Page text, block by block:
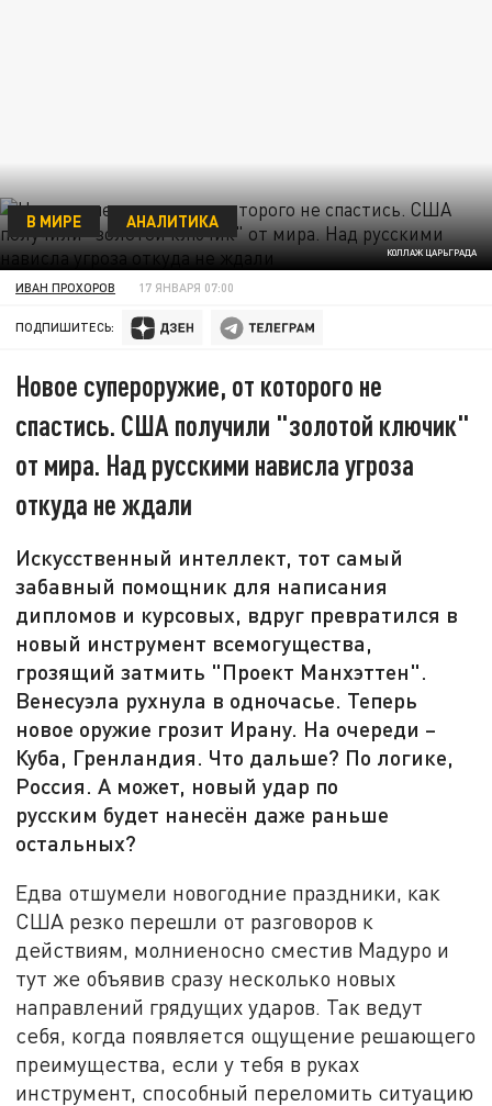
КОЛЛАЖ ЦАРЬГРАДА
В МИРЕ АНАЛИТИКА
ИВАН ПРОХОРОВ 17 ЯНВАРЯ 07:00
ПОДПИШИТЕСЬ:
Новое супероружие, от которого не
спастись. США получили "золотой ключик"
от мира. Над русскими нависла угроза
откуда не ждали
Искусственный интеллект, тот самый
забавный помощник для написания
дипломов и курсовых, вдруг превратился в
новый инструмент всемогущества,
грозящий затмить "Проект Манхэттен".
Венесуэла рухнула в одночасье. Теперь
новое оружие грозит Ирану. На очереди –
Куба, Гренландия. Что дальше? По логике,
Россия. А может, новый удар по
русским будет нанесён даже раньше
остальных?
Едва отшумели новогодние праздники, как
США резко перешли от разговоров к
действиям, молниеносно сместив Мадуро и
тут же объявив сразу несколько новых
направлений грядущих ударов. Так ведут
себя, когда появляется ощущение решающего
преимущества, если у тебя в руках
инструмент, способный переломить ситуацию